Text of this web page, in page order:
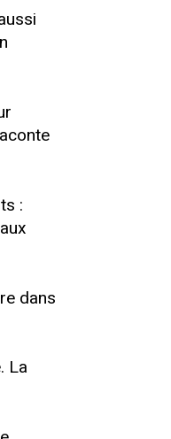
:
dans
La